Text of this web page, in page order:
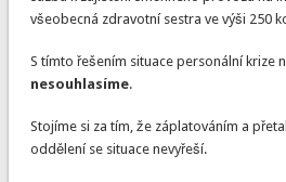
všeobecná zdravotní sestra ve výši 250
S tímto řešením situace personální krize
nesouhlasíme.
Stojíme si za tím, že záplatováním a
oddělení se situace nevyřeší.